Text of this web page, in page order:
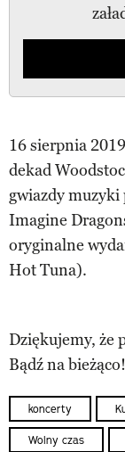
16 sierpnia
dekad
gwiazdy
Imagine
oryginalne
Hot Tuna).
Dziękujemy, że
Bądź na bieżąco!
koncerty
Wolny czas